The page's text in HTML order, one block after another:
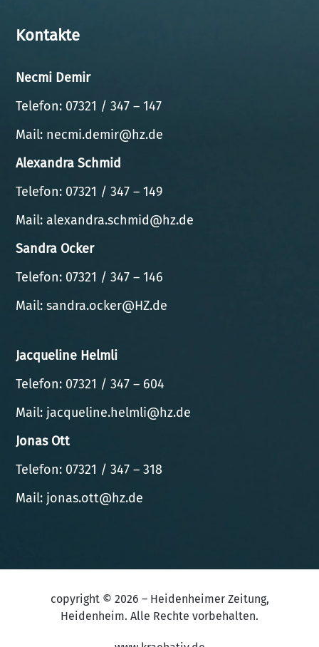
Kontakte
Necmi Demir
Telefon: 07321 / 347 – 147
Mail: necmi.demir@hz.de
Alexandra Schmid
Telefon: 07321 / 347 – 149
Mail:alexandra.schmid@hz.de
Sandra Ocker
Telefon: 07321 / 347 – 146
Mail:sandra.ocker@HZ.de
Jacqueline Helmli
Telefon: 07321 / 347 – 604
Mail: jacqueline.helmli@hz.de
Jonas Ott
Telefon: 07321 / 347 – 318
Mail: jonas.ott@hz.de
copyright © 2026 – Heidenheimer Zeitung,
Heidenheim. Alle Rechte vorbehalten.